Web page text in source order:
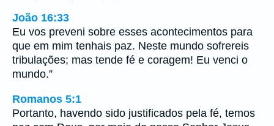
João 16:33
Eu vos preveni sobre esses acontecimentos para
que em mim tenhais paz. Neste mundo sofrereis
tribulações; mas tende fé e coragem! Eu venci o
mundo.”
Romanos 5:1
Portanto, havendo sido justificados pela fé, temos